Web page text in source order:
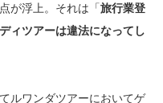
が浮上。それは「旅行業登
ィツアーは違法になってし
ルワンダツアーにおいてゲ